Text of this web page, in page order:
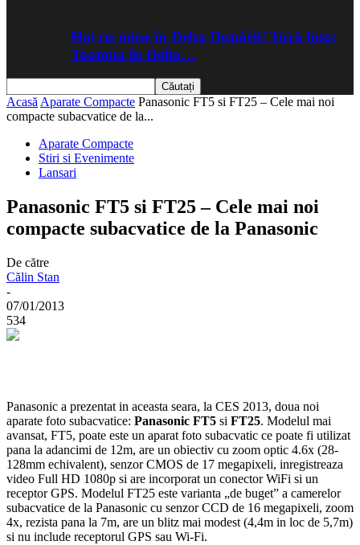
Hai cu mine în Delta Dunării! Tură foto:
Toamna în Delta…
Acasă Aparate Compacte Panasonic FT5 si FT25 – Cele mai noi
compacte subacvatice de la...
Aparate Compacte
Stiri si Evenimente
Lansari
Panasonic FT5 si FT25 – Cele mai noi
compacte subacvatice de la Panasonic
De către
Călin Stan
-
07/01/2013
534
Panasonic a prezentat in aceasta seara, la CES 2013, doua noi
aparate foto subacvatice: Panasonic FT5 si FT25. Modelul mai
avansat, FT5, poate este un aparat foto subacvatic ce poate fi utilizat
pana la adancimi de 12m, are un obiectiv cu zoom optic 4.6x (28-
128mm echivalent), senzor CMOS de 17 megapixeli, inregistreaza
video Full HD 1080p si are incorporat un conector WiFi si un
receptor GPS. Modelul FT25 este varianta „de buget” a camerelor
subacvatice de la Panasonic cu senzor CCD de 16 megapixeli, zoom
4x, rezista pana la 7m, are un blitz mai modest (4,4m in loc de 5,7m)
si nu include receptorul GPS sau Wi-Fi.